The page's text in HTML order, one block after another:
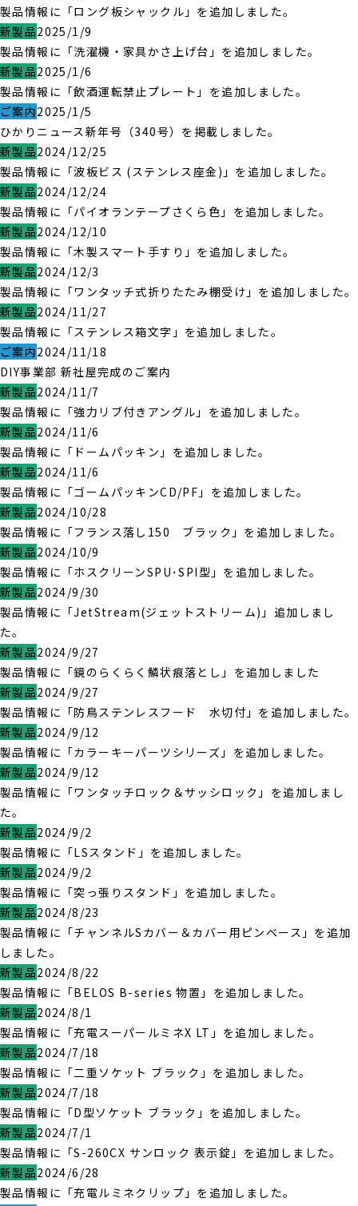
製品情報に「ロング板シャックル」を追加しました。
新製品2025/1/9
製品情報に「洗濯機・家具かさ上げ台」を追加しました。
新製品2025/1/6
製品情報に「飲酒運転禁止プレート」を追加しました。
ご案内2025/1/5
ひかりニュース新年号（340号）を掲載しました。
新製品2024/12/25
製品情報に「波板ビス (ステンレス座金)」を追加しました。
新製品2024/12/24
製品情報に「パイオランテープさくら色」を追加しました。
新製品2024/12/10
製品情報に「木製スマート手すり」を追加しました。
新製品2024/12/3
製品情報に「ワンタッチ式折りたたみ棚受け」を追加しました。
新製品2024/11/27
製品情報に「ステンレス箱文字」を追加しました。
ご案内2024/11/18
DIY事業部 新社屋完成のご案内
新製品2024/11/7
製品情報に「強力リブ付きアングル」を追加しました。
新製品2024/11/6
製品情報に「ドームパッキン」を追加しました。
新製品2024/11/6
製品情報に「ゴームパッキンCD/PF」を追加しました。
新製品2024/10/28
製品情報に「フランス落し150 ブラック」を追加しました。
新製品2024/10/9
製品情報に「ホスクリーンSPU･SPI型」を追加しました。
新製品2024/9/30
製品情報に「JetStream(ジェットストリーム)」追加しまし
た。
新製品2024/9/27
製品情報に「鏡のらくらく鱗状痕落とし」を追加しました
新製品2024/9/27
製品情報に「防鳥ステンレスフード 水切付」を追加しました。
新製品2024/9/12
製品情報に「カラーキーパーツシリーズ」を追加しました。
新製品2024/9/12
製品情報に「ワンタッチロック＆サッシロック」を追加しまし
た。
新製品2024/9/2
製品情報に「LSスタンド」を追加しました。
新製品2024/9/2
製品情報に「突っ張りスタンド」を追加しました。
新製品2024/8/23
製品情報に「チャンネルSカバー＆カバー用ピンベース」を追加
しました。
新製品2024/8/22
製品情報に「BELOS B-series 物置」を追加しました。
新製品2024/8/1
製品情報に「充電スーパールミネX LT」を追加しました。
新製品2024/7/18
製品情報に「二重ソケット ブラック」を追加しました。
新製品2024/7/18
製品情報に「D型ソケット ブラック」を追加しました。
新製品2024/7/1
製品情報に「S-260CX サンロック 表示錠」を追加しました。
新製品2024/6/28
製品情報に「充電ルミネクリップ」を追加しました。